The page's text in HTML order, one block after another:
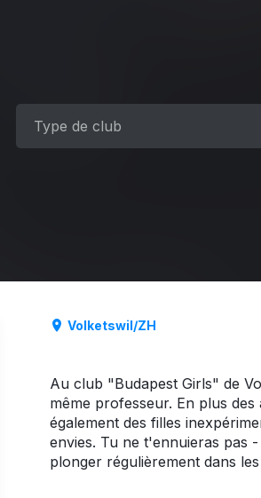
Type de club
Volketswil/ZH
Au club "Budapest Girls" de
même professeur. En plus
également des filles
envies. Tu ne t'ennuieras pas
plonger régulièrement dans